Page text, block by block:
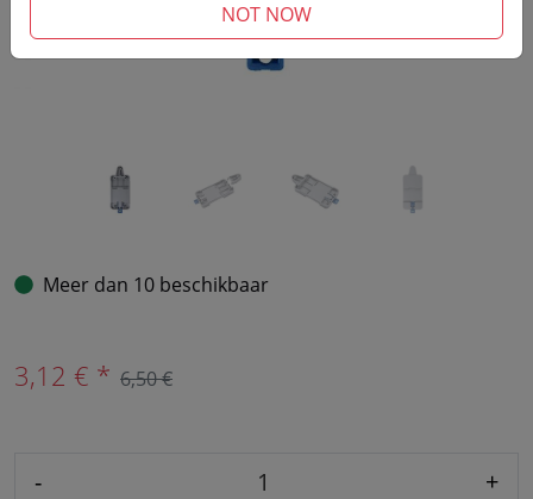
Meer dan 10 beschikbaar
3,12 € * 6,50 €
- +
NOT NOW